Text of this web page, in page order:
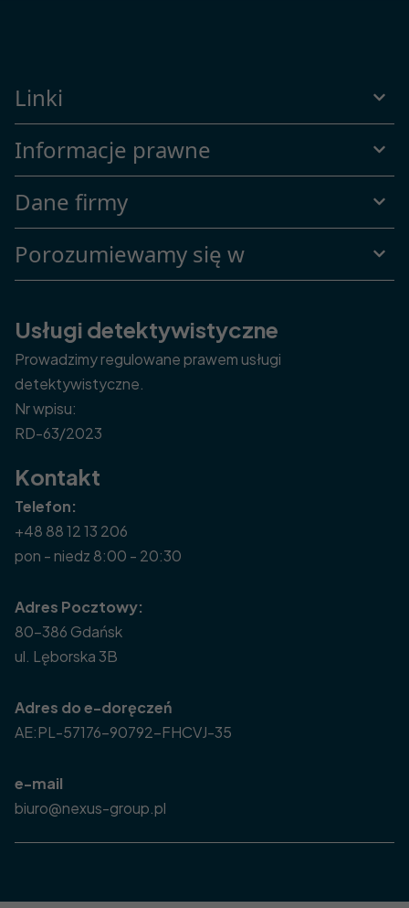
Linki
Informacje prawne
Dane firmy
Porozumiewamy się w
Usługi detektywistyczne
Prowadzimy regulowane prawem usługi
detektywistyczne.
Nr wpisu:
RD-63/2023
Kontakt
Telefon:
+48 88 12 13 206
pon - niedz 8:00 - 20:30
Adres Pocztowy:
80-386 Gdańsk
ul. Lęborska 3B
Adres do e-doręczeń
AE:PL-57176-90792-FHCVJ-35
e-mail
biuro@nexus-group.pl